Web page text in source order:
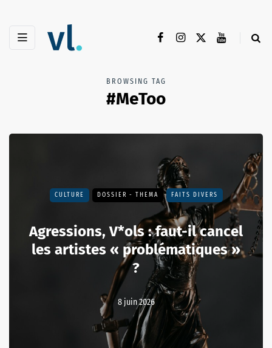
BROWSING TAG
#MeToo
CULTURE DOSSIER - THEMA FAITS DIVERS
Agressions, V*ols : faut-il cancel
les artistes « problématiques »
?
8 juin 2026